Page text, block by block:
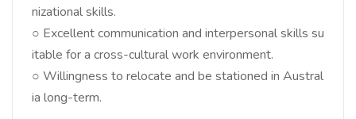
nizational skills.
○ Excellent communication and interpersonal skills su
itable for a cross-cultural work environment.
○ Willingness to relocate and be stationed in Austral
ia long-term.